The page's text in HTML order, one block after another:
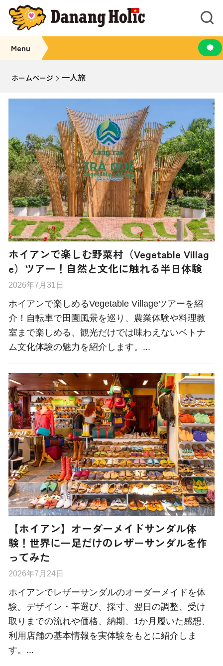
Menu
ホームページ 一人旅
ホイアンで楽しむ野菜村（Vegetable Villag
e）ツアー！自然と文化に触れる半日体験
2026年7月31日
ホイアンで楽しめるVegetable Villageツアーを紹
介！自転車で田園風景を巡り、農業体験や料理教
室まで楽しめる、観光だけでは味わえないベトナ
ム文化体験の魅力を紹介します。...
【ホイアン】オーダーメイドサンダル体
験！世界に一足だけのレザーサンダルを作
ってみた
2026年7月24日
ホイアンでレザーサンダルのオーダーメイドを体
験。デザイン・革選び、採寸、翌日の調整、受け
取りまでの流れや価格、納期、1か月履いた感想、
利用店舗の基本情報を実体験をもとに紹介しま
す。...